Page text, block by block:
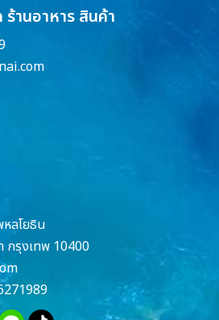
านอาหาร สินค้า
ลโยธิน
กรุงเทพ 10400